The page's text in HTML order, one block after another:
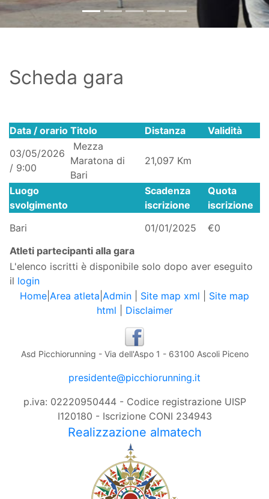
Scheda gara
Data / orario Titolo Distanza
Validità
03/05/2026
/ 9:00
Mezza
Maratona di
Bari
21,097 Km
Luogo
svolgimento
Scadenza
iscrizione
Quota
iscrizione
Bari
01/01/2025
€0
Atleti partecipanti alla gara
L'elenco iscritti è disponibile solo dopo aver eseguito
il login
Home Area atleta Admin Site map xml
Site map
html
Disclaimer
Asd Picchiorunning - Via dell'Aspo 1 - 63100 Ascoli Piceno
presidente@picchiorunning.it
p.iva: 02220950444 - Codice registrazione UISP
I120180 - Iscrizione CONI 234943
Realizzazione almatech